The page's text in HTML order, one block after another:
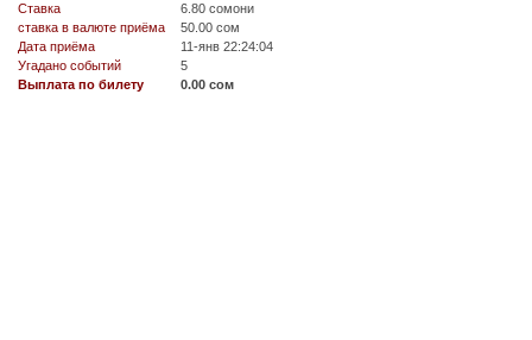
Ставка
6.80 сомони
ставка в валюте приёма
50.00 сом
Дата приёма
11-янв 22:24:04
Угадано событий
5
Выплата по билету
0.00 сом